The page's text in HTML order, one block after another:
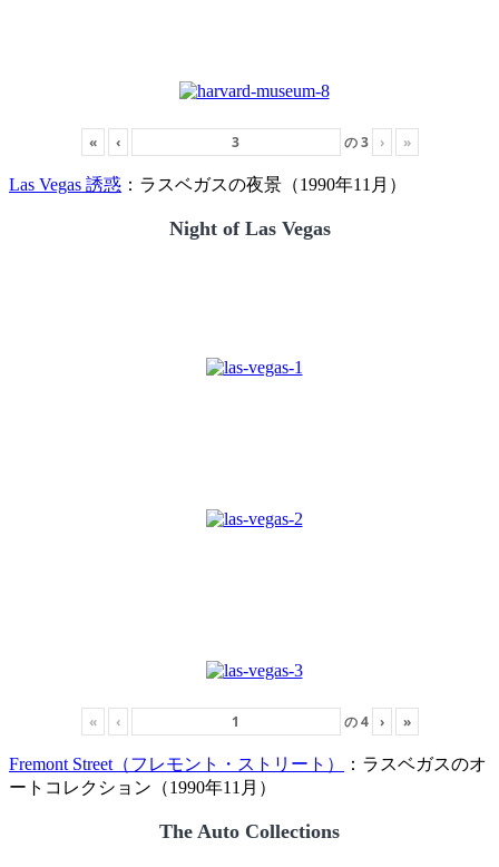
« ‹ の3 › »
Las Vegas 誘惑 ：ラスベガスの夜景（1990年11月）
Night of Las Vegas
« ‹ の4 › »
Fremont Street（フレモント・ストリート）
：ラスベガスのオ
ートコレクション（1990年11月）
The Auto Collections